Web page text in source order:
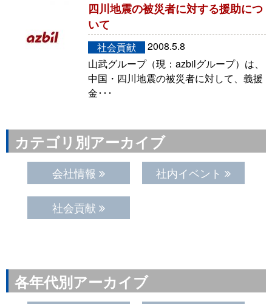
四川地震の被災者に対する援助につ
いて
社会貢献
2008.5.8
山武グループ（現：azbilグループ）は、
中国・四川地震の被災者に対して、義援
金･･･
カテゴリ別アーカイブ
会社情報 社内イベント
社会貢献
各年代別アーカイブ